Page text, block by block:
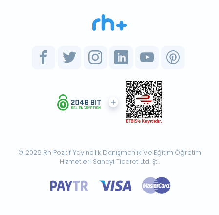
© 2026 Rh Pozitif Yayıncılık Danışmanlık Ve Eğitim Öğretim
Hizmetleri Sanayi Ticaret Ltd. Şti.